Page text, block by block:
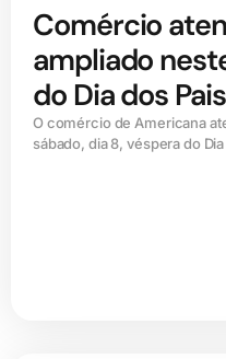
Comércio
ampliado
do Dia dos Pais
O comércio de Americana
sábado, dia 8, véspera do